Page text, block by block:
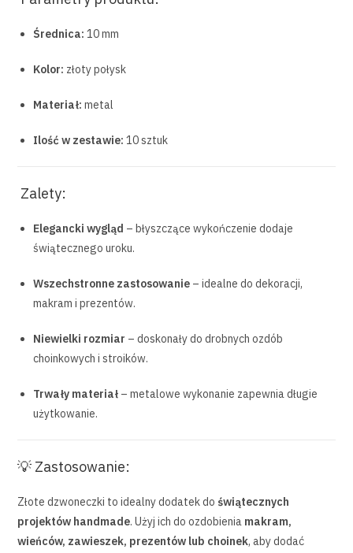
Średnica: 10 mm
Kolor: złoty połysk
Materiał: metal
Ilość w zestawie: 10 sztuk
Zalety:
Elegancki wygląd – błyszczące wykończenie dodaje
świątecznego uroku.
Wszechstronne zastosowanie – idealne do dekoracji,
makram i prezentów.
Niewielki rozmiar – doskonały do drobnych ozdób
choinkowych i stroików.
Trwały materiał – metalowe wykonanie zapewnia długie
użytkowanie.
💡 Zastosowanie:
Złote dzwoneczki to idealny dodatek do świątecznych
projektów handmade. Użyj ich do ozdobienia makram,
wieńców, zawieszek, prezentów lub choinek, aby dodać